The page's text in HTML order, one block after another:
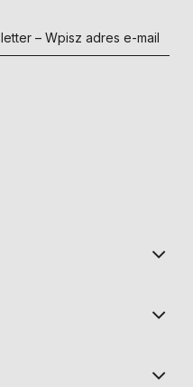
– Wpisz adres e-mail